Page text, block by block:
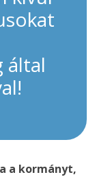
által
a kormányt,